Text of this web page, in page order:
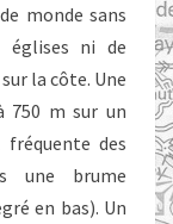
monde sans
églises ni de
la côte. Une
750 m sur un
fréquente des
une brume
en bas). Un